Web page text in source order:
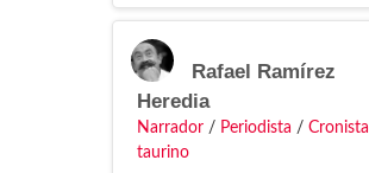
Rafael Ramírez
Heredia
Narrador / Periodista / Cronista
taurino